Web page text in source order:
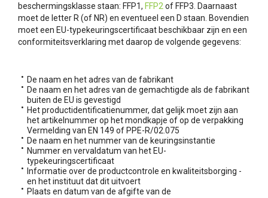
beschermingsklasse staan: FFP1, FFP2of FFP3. Daarnaast
moet de letter R (of NR) en eventueel een D staan. Bovendien
moet een EU-typekeuringscertificaat beschikbaar zijn en een
conformiteitsverklaring met daarop de volgende gegevens:
De naam en het adres van de fabrikant
De naam en het adres van de gemachtigde als de fabrikant
buiten de EU is gevestigd
Het productidentificatienummer, dat gelijk moet zijn aan
het artikelnummer op het mondkapje of op de verpakking
Vermelding van EN 149 of PPE-R/02.075
De naam en het nummer van de keuringsinstantie
Nummer en vervaldatum van het EU-
typekeuringscertificaat
Informatie over de productcontrole en kwaliteitsborging -
en het instituut dat dit uitvoert
Plaats en datum van de afgifte van de